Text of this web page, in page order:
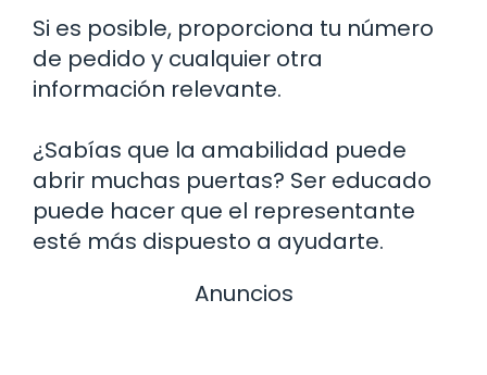
Si es posible, proporciona tu número
de pedido y cualquier otra
información relevante.
¿Sabías que la amabilidad puede
abrir muchas puertas? Ser educado
puede hacer que el representante
esté más dispuesto a ayudarte.
Anuncios